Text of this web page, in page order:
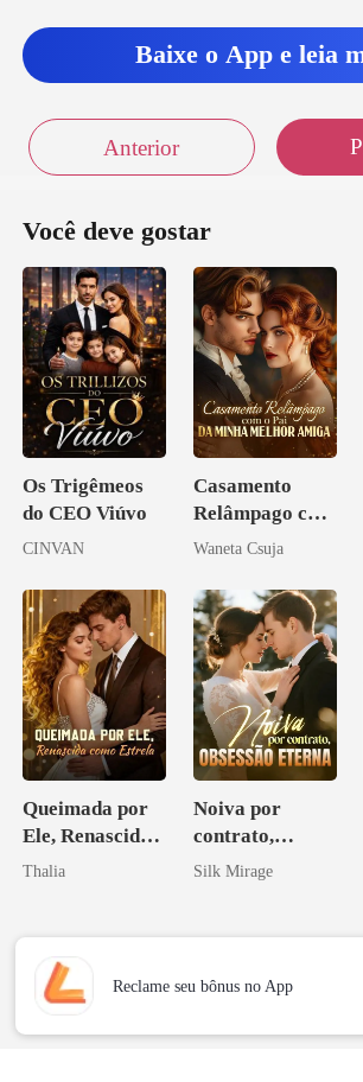
Baixe o App e leia
Anterior
Você deve gostar
Os Trigêmeos
do CEO Viúvo
CINVAN
Casamento
Relâmpago com
o Pai da Minha
Waneta Csuja
Queimada por
Ele, Renascida
como Estrela
Thalia
Noiva por
contrato,
obsessão eterna
Silk Mirage
Reclame seu bônus no App